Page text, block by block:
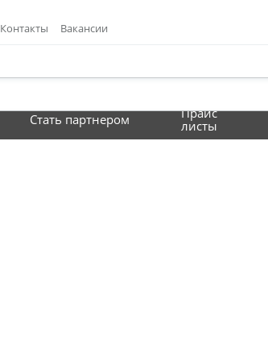
Контакты Вакансии
Стать партнером
Прайс
листы